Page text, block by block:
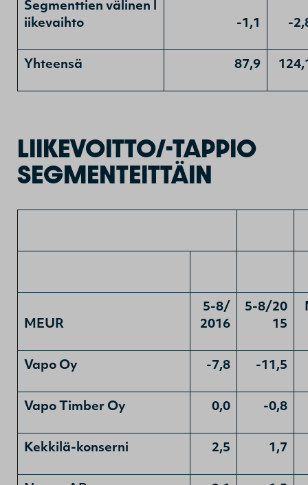
Segmenttien välinen l
iikevaihto
-1,1 -
Yhteensä 87,9
LIIKEVOITTO/-TAPPIO
SEGMENTEITTÄIN
MEUR
5-8/
2016
5-8/20
15
Vapo Oy -7,8 -11,5
Vapo Timber Oy 0,0 -0,8
Kekkilä-konserni 2,5 1,7